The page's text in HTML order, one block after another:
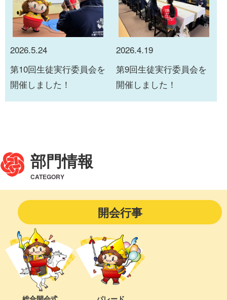
2026.5.24
第10回生徒実行委員会を
開催しました！
2026.4.19
第9回生徒実行委員会を
開催しました！
部門情報
CATEGORY
開会行事